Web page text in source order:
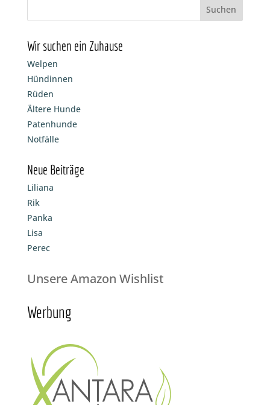
Wir suchen ein Zuhause
Welpen
Hündinnen
Rüden
Ältere Hunde
Patenhunde
Notfälle
Neue Beiträge
Liliana
Rik
Panka
Lisa
Perec
Unsere Amazon Wishlist
Werbung